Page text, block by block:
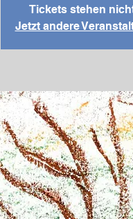
Tickets stehen
Jetzt andere